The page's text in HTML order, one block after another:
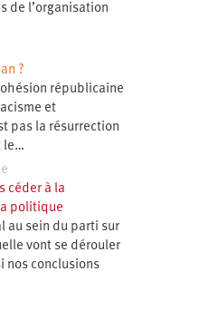
de l’organisation
?
républicaine
et
pas la résurrection
le…
céder à la
politique
au sein du parti sur
vont se dérouler
nos conclusions